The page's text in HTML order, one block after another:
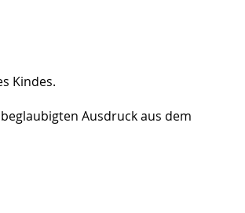
Kindes.
Ausdruck aus dem